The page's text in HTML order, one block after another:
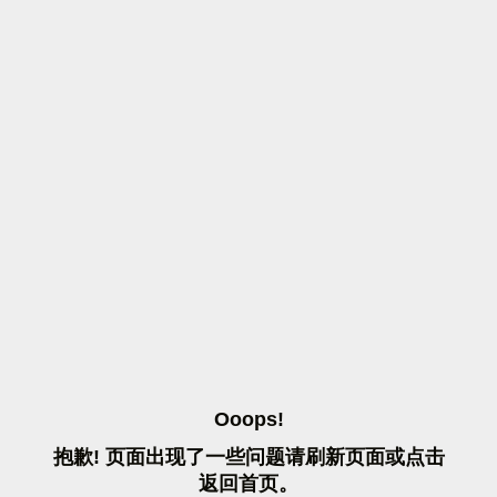
OOOPS!
抱歉! 页面出现了一些问题请刷 新页面或点击
返 回首页。